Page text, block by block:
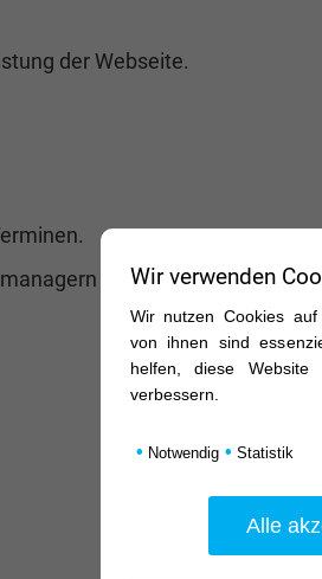
der Webseite.
zur Zielsetzungen.
Was
Wir verwenden
Wir nutzen Cookies
von ihnen sind
helfen, diese
verbessern.
• Notwendig • Statistik